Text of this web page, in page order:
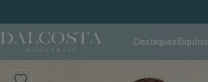
DestaquesBiquínis